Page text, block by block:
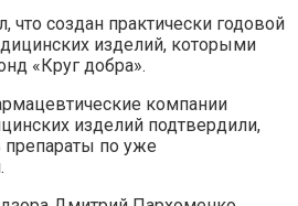
создан практически годовой
изделий, которыми
«Круг добра».
компании
изделий подтвердили,
препараты по уже